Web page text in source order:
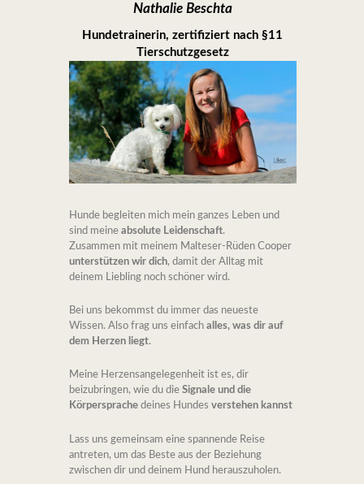
Nathalie Beschta
Hundetrainerin, zertifiziert nach §11
Tierschutzgesetz
Hunde begleiten mich mein ganzes Leben und
sind meine absolute Leidenschaft.
Zusammen mit meinem Malteser-Rüden Cooper
unterstützen wir dich, damit der Alltag mit
deinem Liebling noch schöner wird.
Bei uns bekommst du immer das neueste
Wissen. Also frag uns einfachalles, was dir auf
dem Herzen liegt.
Meine Herzensangelegenheit ist es, dir
beizubringen, wie du die Signale und die
Körpersprachedeines Hundes verstehen kannst
Lass uns gemeinsam eine spannende Reise
antreten, um das Beste aus der Beziehung
zwischen dir und deinem Hund herauszuholen.